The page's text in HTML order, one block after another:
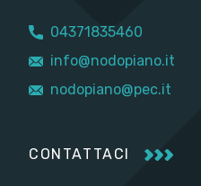
04371835460
info@nodopiano.it
nodopiano@pec.it
CONTATTACI